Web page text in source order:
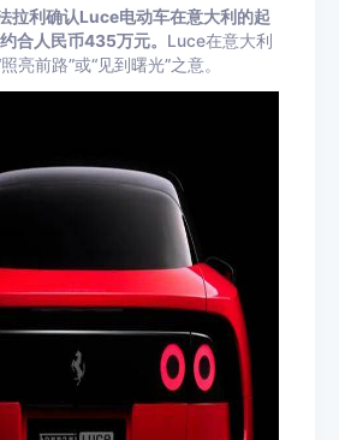
拉利确认Luce电动车在意大利的起
合人民币435万元。 Luce在意大利
亮前路”或“见到曙光”之意。